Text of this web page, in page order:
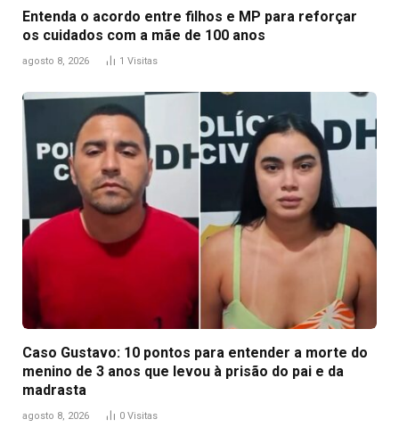
Entenda o acordo entre filhos e MP para reforçar
os cuidados com a mãe de 100 anos
agosto 8, 2026 1 Visitas
Caso Gustavo: 10 pontos para entender a morte do
menino de 3 anos que levou à prisão do pai e da
madrasta
agosto 8, 2026 0 Visitas